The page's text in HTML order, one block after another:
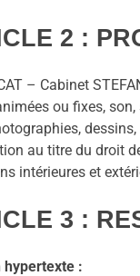
2 :
– Cabinet
ou fixes,
au titre du droit
intérieures et
3 :
hypertexte :